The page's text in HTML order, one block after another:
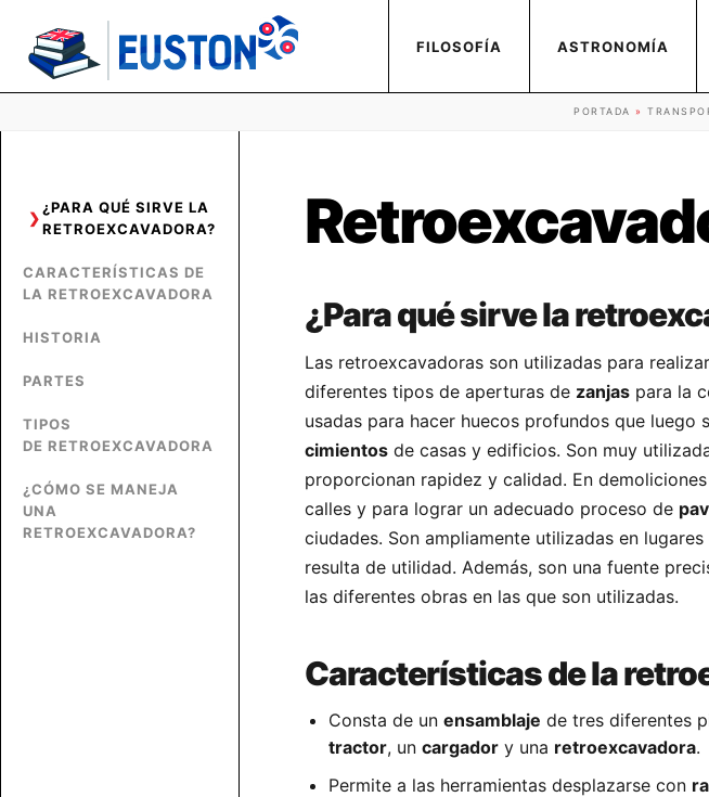
FILOSOFÍA ASTRONOMÍA
PORTADA »
¿PARA QUÉ SIRVE LA
RETROEXCAVADORA?
CARACTERÍSTICAS DE
LA RETROEXCAVADORA
HISTORIA
PARTES
TIPOS
DE RETROEXCAVADORA
¿CÓMO SE MANEJA
UNA
RETROEXCAVADORA?
¿Para qué sirve la
Las retroexcavadoras son utilizadas para
diferentes tipos de aperturas de zanjas para la
usadas para hacer huecos profundos que luego
cimientos de casas y edificios. Son muy
proporcionan rapidez y calidad. En
calles y para lograr un adecuado proceso de
ciudades. Son ampliamente utilizadas en
resulta de utilidad. Además, son una fuente
las diferentes obras en las que son utilizadas.
Características de la
Consta de un ensamblaje de tres diferentes
tractor, un cargador y una retroexcavadora.
Permite a las herramientas desplazarse con